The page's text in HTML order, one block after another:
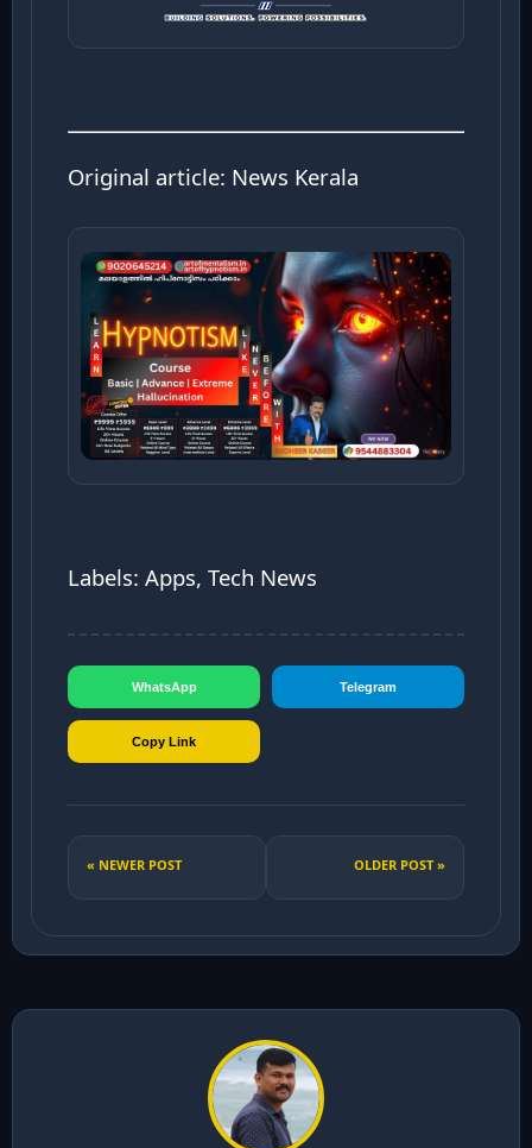
Original article: News Kerala
Labels: Apps, Tech News
WhatsApp Telegram
Copy Link
« NEWER POST OLDER POST »